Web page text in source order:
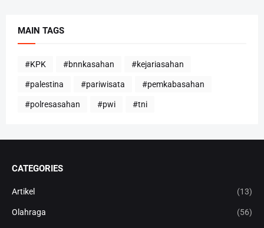
MAIN TAGS
#KPK #bnnkasahan #kejariasahan
#palestina #pariwisata #pemkabasahan
#polresasahan #pwi #tni
CATEGORIES
Artikel (13)
Olahraga (56)